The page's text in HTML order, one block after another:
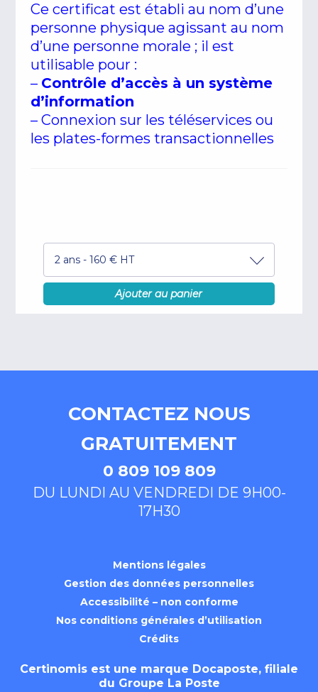
Ce certificat est établi au nom d’une
personne physique agissant au nom
d’une personne morale ; il est
utilisable pour :
– Contrôle d’accès à un système
d’information
– Connexion sur les téléservices ou
les plates-formes transactionnelles
2 ans - 160 € HT
Ajouter au panier
CONTACTEZ NOUS
GRATUITEMENT
0 809 109 809
DU LUNDI AU VENDREDI DE 9H00-
17H30
Mentions légales
Gestion des données personnelles
Accessibilité – non conforme
Nos conditions générales d’utilisation
Crédits
Certinomis est une marque Docaposte, filiale
du Groupe La Poste